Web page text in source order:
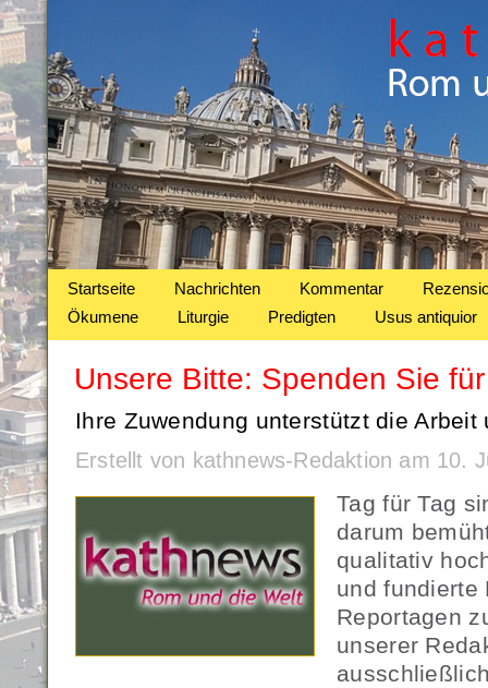
Startseite Nachrichten Kommentar
Ökumene
Liturgie Predigten Usus antiquior
Unsere Bitte: Spenden Sie
Ihre Zuwendung unterstützt die Arbeit
Erstellt von kathnews-Redaktion am 10.
Tag für Tag
darum
qualitativ
und fundierte
Reportagen
unserer